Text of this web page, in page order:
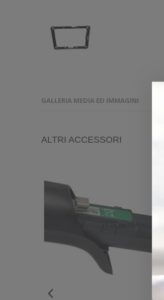
GALLERIA MEDIA ED IMMAGINI
ALTRI ACCESSORI